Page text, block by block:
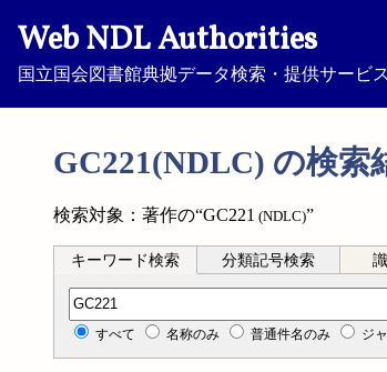
Web NDL Authorities
国立国会図書館典拠データ検索・提供サービス
GC221(NDLC) の検索
検索対象：著作の“GC221 (NDLC)”
キーワード検索 分類記号検索
分類記号検索
すべて 名称のみ 普通件名のみ ジ